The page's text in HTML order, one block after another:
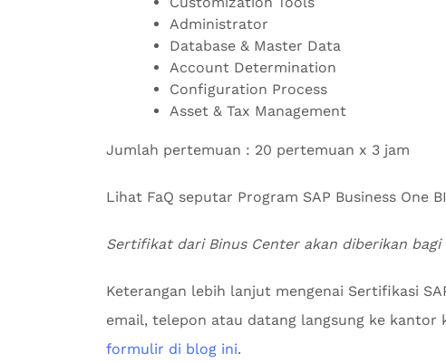
Administrator
Database & Master Data
Account Determination
Configuration Process
Asset & Tax Management
Jumlah pertemuan : 20 pertemuan x 3 jam
Lihat FaQ seputar Program SAP Business One
Sertifikat dari Binus Center akan diberikan
Keterangan lebih lanjut mengenai Sertifikasi
email, telepon atau datang langsung ke kantor
formulir di blog ini.